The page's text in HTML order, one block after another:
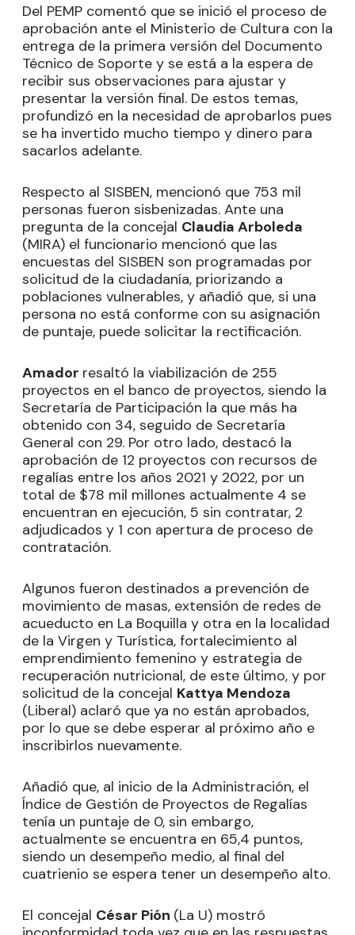
Del PEMP comentó que se inició el proceso de
aprobación ante el Ministerio de Cultura con la
entrega de la primera versión del Documento
Técnico de Soporte y se está a la espera de
recibir sus observaciones para ajustar y
presentar la versión final. De estos temas,
profundizó en la necesidad de aprobarlos pues
se ha invertido mucho tiempo y dinero para
sacarlos adelante.
Respecto al SISBEN, mencionó que 753 mil
personas fueron sisbenizadas. Ante una
pregunta de la concejal Claudia Arboleda
(MIRA) el funcionario mencionó que las
encuestas del SISBEN son programadas por
solicitud de la ciudadanía, priorizando a
poblaciones vulnerables, y añadió que, si una
persona no está conforme con su asignación
de puntaje, puede solicitar la rectificación.
Amador resaltó la viabilización de 255
proyectos en el banco de proyectos, siendo la
Secretaría de Participación la que más ha
obtenido con 34, seguido de Secretaría
General con 29. Por otro lado, destacó la
aprobación de 12 proyectos con recursos de
regalías entre los años 2021 y 2022, por un
total de $78 mil millones actualmente 4 se
encuentran en ejecución, 5 sin contratar, 2
adjudicados y 1 con apertura de proceso de
contratación.
Algunos fueron destinados a prevención de
movimiento de masas, extensión de redes de
acueducto en La Boquilla y otra en la localidad
de la Virgen y Turística, fortalecimiento al
emprendimiento femenino y estrategia de
recuperación nutricional, de este último, y por
solicitud de la concejal Kattya Mendoza
(Liberal) aclaró que ya no están aprobados,
por lo que se debe esperar al próximo año e
inscribirlos nuevamente.
Añadió que, al inicio de la Administración, el
Índice de Gestión de Proyectos de Regalías
tenía un puntaje de 0, sin embargo,
actualmente se encuentra en 65,4 puntos,
siendo un desempeño medio, al final del
cuatrienio se espera tener un desempeño alto.
El concejal César Pión (La U) mostró